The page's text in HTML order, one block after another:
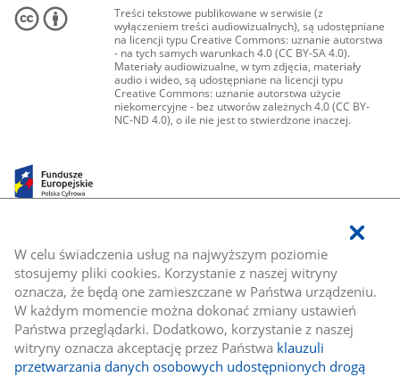
W celu świadczenia usług na najwyższym poziomie
stosujemy pliki cookies. Korzystanie z naszej witryny
oznacza, że będą one zamieszczane w Państwa urządzeniu.
W każdym momencie można dokonać zmiany ustawień
Państwa przeglądarki. Dodatkowo, korzystanie z naszej
witryny oznacza akceptację przez Państwa klauzuli
przetwarzania danych osobowych udostępnionych drogą
Treści tekstowe publikowane w serwisie (z
wyłączeniem treści audiowizualnych), są udostępniane
na licencji typu Creative Commons: uznanie autorstwa
- na tych samych warunkach 4.0 (CC BY-SA 4.0).
Materiały audiowizualne, w tym zdjęcia, materiały
audio i wideo, są udostępniane na licencji typu
Creative Commons: uznanie autorstwa użycie
niekomercyjne - bez utworów zależnych 4.0 (CC BY-
NC-ND 4.0), o ile nie jest to stwierdzone inaczej.